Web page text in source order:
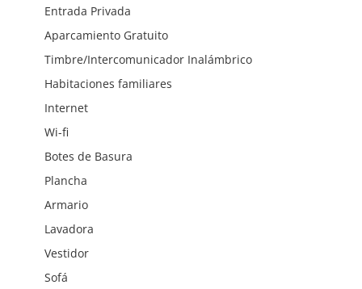
Entrada Privada
Aparcamiento Gratuito
Timbre/Intercomunicador Inalámbrico
Habitaciones familiares
Internet
Wi-fi
Botes de Basura
Plancha
Armario
Lavadora
Vestidor
Sofá